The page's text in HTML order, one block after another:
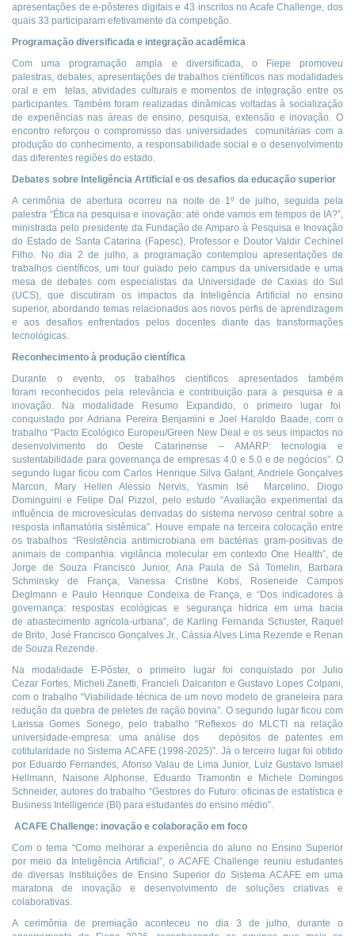
apresentações de e-pôsteres digitais e 43 inscritos no Acafe Challenge, dos
quais 33 participaram efetivamente da competição.
Programação diversificada e integração acadêmica
Com uma programação ampla e diversificada, o Fiepe promoveu
palestras, debates, apresentações de trabalhos científicos nas modalidades
oral e em telas, atividades culturais e momentos de integração entre os
participantes. Também foram realizadas dinâmicas voltadas à socialização
de experiências nas áreas de ensino, pesquisa, extensão e inovação. O
encontro reforçou o compromisso das universidades comunitárias com a
produção do conhecimento, a responsabilidade social e o desenvolvimento
das diferentes regiões do estado.
Debates sobre Inteligência Artificial e os desafios da educação superior
A cerimônia de abertura ocorreu na noite de 1º de julho, seguida pela
palestra “Ética na pesquisa e inovação: até onde vamos em tempos de IA?”,
ministrada pelo presidente da Fundação de Amparo à Pesquisa e Inovação
do Estado de Santa Catarina (Fapesc), Professor e Doutor Valdir Cechinel
Filho. No dia 2 de julho, a programação contemplou apresentações de
trabalhos científicos, um tour guiado pelo campus da universidade e uma
mesa de debates com especialistas da Universidade de Caxias do Sul
(UCS), que discutiram os impactos da Inteligência Artificial no ensino
superior, abordando temas relacionados aos novos perfis de aprendizagem
e aos desafios enfrentados pelos docentes diante das transformações
tecnológicas.
Reconhecimento à produção científica
Durante o evento, os trabalhos científicos apresentados também
foram reconhecidos pela relevância e contribuição para a pesquisa e a
inovação. Na modalidade Resumo Expandido, o primeiro lugar foi
conquistado por Adriana Pereira Benjamini e Joel Haroldo Baade, com o
trabalho “Pacto Ecológico Europeu/Green New Deal e os seus impactos no
desenvolvimento do Oeste Catarinense – AMARP: tecnologia e
sustentabilidade para governança de empresas 4.0 e 5.0 e de negócios”. O
segundo lugar ficou com Carlos Henrique Silva Galant, Andriele Gonçalves
Marcon, Mary Hellen Alessio Nervis, Yasmin Isé Marcelino, Diogo
Dominguini e Felipe Dal Pizzol, pelo estudo “Avaliação experimental da
influência de microvesículas derivadas do sistema nervoso central sobre a
resposta inflamatória sistêmica”. Houve empate na terceira colocação entre
os trabalhos “Resistência antimicrobiana em bactérias gram-positivas de
animais de companhia: vigilância molecular em contexto One Health”, de
Jorge de Souza Francisco Junior, Ana Paula de Sá Tomelin, Barbara
Schminsky de França, Vanessa Cristine Kobs, Roseneide Campos
Deglmann e Paulo Henrique Condeixa de França, e “Dos indicadores à
governança: respostas ecológicas e segurança hídrica em uma bacia
de abastecimento agrícola-urbana”, de Karling Fernanda Schuster, Raquel
de Brito, José Francisco Gonçalves Jr., Cássia Alves Lima Rezende e Renan
de Souza Rezende.
Na modalidade E-Pôster, o primeiro lugar foi conquistado por Julio
Cezar Fortes, Micheli Zanetti, Francieli Dalcanton e Gustavo Lopes Colpani,
com o trabalho “Viabilidade técnica de um novo modelo de graneleira para
redução da quebra de peletes de ração bovina”. O segundo lugar ficou com
Larissa Gomes Sonego, pelo trabalho “Reflexos do MLCTI na relação
universidade-empresa: uma análise dos depósitos de patentes em
cotitularidade no Sistema ACAFE (1998-2025)”. Já o terceiro lugar foi obtido
por Eduardo Fernandes, Afonso Valau de Lima Junior, Luiz Gustavo Ismael
Hellmann, Naisone Alphonse, Eduardo Tramontin e Michele Domingos
Schneider, autores do trabalho “Gestores do Futuro: oficinas de estatística e
Business Intelligence (BI) para estudantes do ensino médio”.
ACAFE Challenge: inovação e colaboração em foco
Com o tema “Como melhorar a experiência do aluno no Ensino Superior
por meio da Inteligência Artificial”, o ACAFE Challenge reuniu estudantes
de diversas Instituições de Ensino Superior do Sistema ACAFE em uma
maratona de inovação e desenvolvimento de soluções criativas e
colaborativas.
A cerimônia de premiação aconteceu no dia 3 de julho, durante o